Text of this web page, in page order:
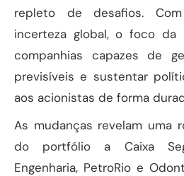
repleto de desafios.
incerteza global, o foco da
companhias capazes de
previsíveis e sustentar
aos acionistas de forma
As mudanças revelam uma
do portfólio a Caixa
Engenharia, PetroRio e